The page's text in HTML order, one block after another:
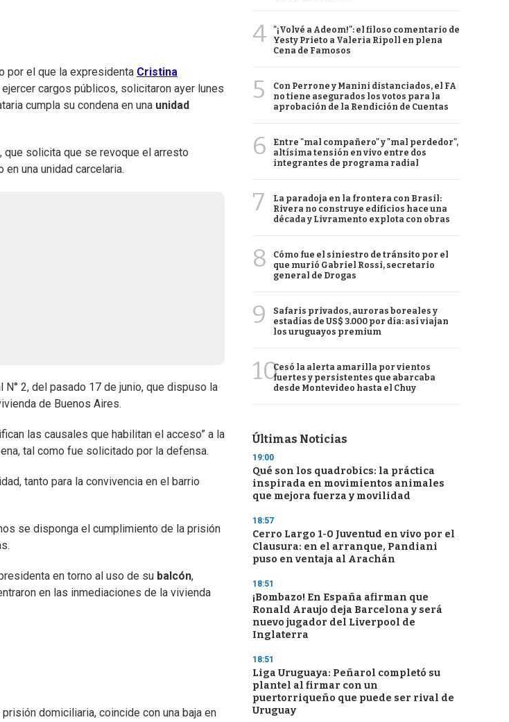
por el que la expresidenta Cristina
cargos públicos, solicitaron ayer lunes
cumpla su condena en una unidad
, que solicita que se revoque el arresto
una unidad carcelaria.
2, del pasado 17 de junio, que dispuso la
de Buenos Aires.
las causales que habilitan el acceso” a la
tal como fue solicitado por la defensa.
tanto para la convivencia en el barrio
se disponga el cumplimiento de la prisión
en torno al uso de su balcón,
en las inmediaciones de la vivienda
domiciliaria, coincide con una baja en
4
"¡Volvé a Adeom!": el filoso comentario de
Yesty Prieto a Valeria Ripoll en plena
Cena de Famosos
5
Con Perrone y Manini distanciados, el FA
no tiene asegurados los votos para la
aprobación de la Rendición de Cuentas
6
Entre "mal compañero" y "mal perdedor",
altísima tensión en vivo entre dos
integrantes de programa radial
7
La paradoja en la frontera con Brasil:
Rivera no construye edificios hace una
década y Livramento explota con obras
8
Cómo fue el siniestro de tránsito por el
que murió Gabriel Rossi, secretario
general de Drogas
9
Safaris privados, auroras boreales y
estadías de US$ 3.000 por día: así viajan
los uruguayos premium
10Cesó la alerta amarilla por vientos
fuertes y persistentes que abarcaba
desde Montevideo hasta el Chuy
Últimas Noticias
19:00
Qué son los quadrobics: la práctica
inspirada en movimientos animales
que mejora fuerza y movilidad
18:57
Cerro Largo 1-0 Juventud en vivo por el
Clausura: en el arranque, Pandiani
puso en ventaja al Arachán
18:51
¡Bombazo! En España afirman que
Ronald Araujo deja Barcelona y será
nuevo jugador del Liverpool de
Inglaterra
18:51
Liga Uruguaya: Peñarol completó su
plantel al firmar con un
puertorriqueño que puede ser rival de
Uruguay